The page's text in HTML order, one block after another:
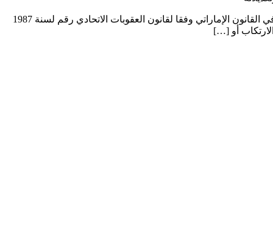
بحث في المشاركة الإجرامية في القانون الإماراتي وفقا لقانون العقوبات الاتحادي رقم لسنة 1987 م وتعديلاته بحث في المشاركة الإجرامية في القانون الإماراتي وفقا لقانون العقوبات الاتحادي رقم لسنة 1987
أو […]